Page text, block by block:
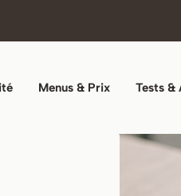
Menus & Prix Tests &